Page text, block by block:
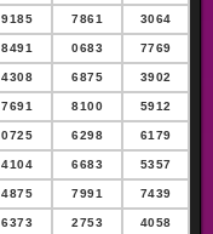
9185 7861 3064
8491 0683 7769
4308 6875 3902
7691 8100 5912
0725 6298 6179
4104 6683 5357
4875 7991 7439
6373 2753 4058